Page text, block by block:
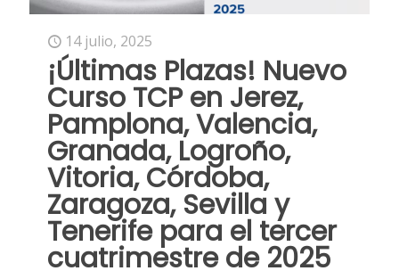
14 julio, 2025
¡Últimas Plazas! Nuevo
Curso TCP en Jerez,
Pamplona, Valencia,
Granada, Logroño,
Vitoria, Córdoba,
Zaragoza, Sevilla y
Tenerife para el tercer
cuatrimestre de 2025